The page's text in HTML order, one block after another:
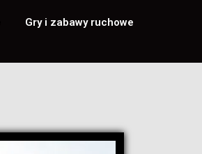
Gry i zabawy ruchowe